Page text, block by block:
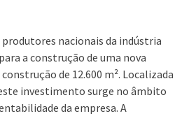
nacionais da indústria
a construção de uma nova
de 12.600 m². Localizada
investimento surge no âmbito
da empresa. A